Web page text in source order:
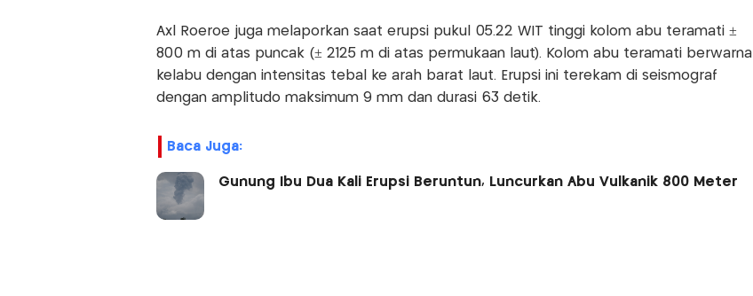
Axl Roeroe juga melaporkan saat erupsi pukul 05.22 WIT tinggi kolom abu teramati ±
800 m di atas puncak (± 2125 m di atas permukaan laut). Kolom abu teramati berwarna
kelabu dengan intensitas tebal ke arah barat laut. Erupsi ini terekam di seismograf
dengan amplitudo maksimum 9 mm dan durasi 63 detik.
Baca Juga:
Gunung Ibu Dua Kali Erupsi Beruntun, Luncurkan Abu Vulkanik 800 Meter